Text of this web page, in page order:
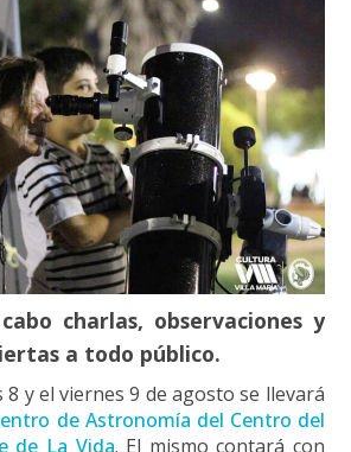
charlas, observaciones y
a todo público.
y el viernes 9 de agosto se llevará
de Astronomía del Centro del
de La Vida. El mismo contará con